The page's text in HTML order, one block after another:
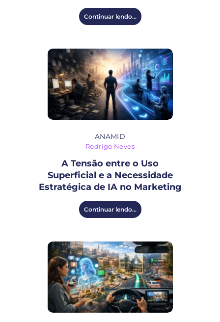
Continuar lendo...
ANAMID
Rodrigo Neves
A Tensão entre o Uso
Superficial e a Necessidade
Estratégica de IA no Marketing
Continuar lendo...